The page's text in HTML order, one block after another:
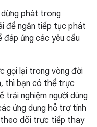
phát trong
để ngăn tiếp tục phát
đáp ứng các yêu cầu
gọi lại trong vòng đời
thì bạn có thể trực
nghiệm người dùng
ứng dụng hỗ trợ tính
dõi trực tiếp thay